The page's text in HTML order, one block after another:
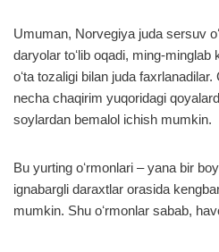
Umuman, Norvegiya juda sersuv
daryolar toʻlib oqadi, ming-minglab
oʻta tozaligi bilan juda
necha chaqirim yuqoridagi
soylardan bemalol ichish mumkin.
Bu yurting oʻrmonlari – yana bir
ignabargli daraxtlar orasida
mumkin. Shu oʻrmonlar sabab,